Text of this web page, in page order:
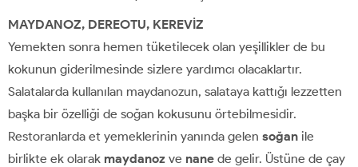
MAYDANOZ, DEREOTU, KEREVİZ
Yemekten sonra hemen tüketilecek olan yeşillikler de bu
kokunun giderilmesinde sizlere yardımcı olacaklartır.
Salatalarda kullanılan maydanozun, salataya kattığı lezzetten
başka bir özelliği de soğan kokusunu örtebilmesidir.
Restoranlarda et yemeklerinin yanında gelen soğan ile
birlikte ek olarak maydanoz ve nane de gelir. Üstüne de çay